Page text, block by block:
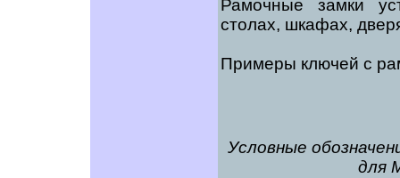
Рамочные замки
столах, шкафах,
Примеры ключей с
Условные
для